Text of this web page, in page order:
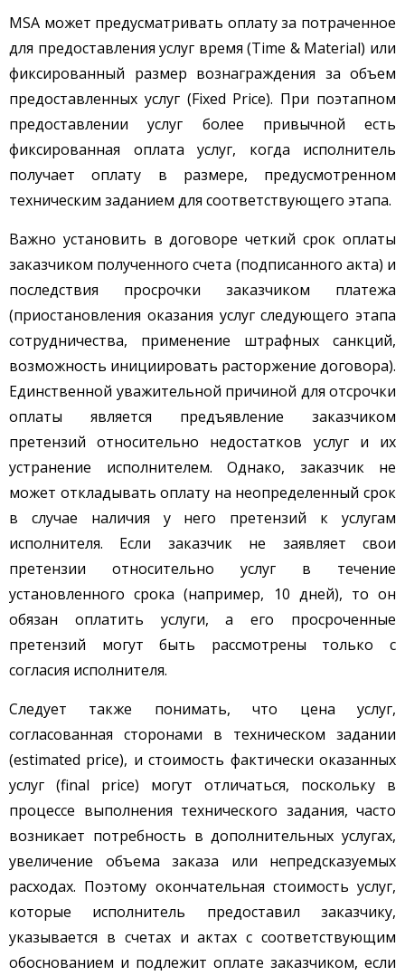
MSA может предусматривать оплату за потраченное
для предоставления услуг время (Time & Material) или
фиксированный размер вознаграждения за объем
предоставленных услуг (Fixed Price). При поэтапном
предоставлении услуг более привычной есть
фиксированная оплата услуг, когда исполнитель
получает оплату в размере, предусмотренном
техническим заданием для соответствующего этапа.
Важно установить в договоре четкий срок оплаты
заказчиком полученного счета (подписанного акта) и
последствия просрочки заказчиком платежа
(приостановления оказания услуг следующего этапа
сотрудничества, применение штрафных санкций,
возможность инициировать расторжение договора).
Единственной уважительной причиной для отсрочки
оплаты является предъявление заказчиком
претензий относительно недостатков услуг и их
устранение исполнителем. Однако, заказчик не
может откладывать оплату на неопределенный срок
в случае наличия у него претензий к услугам
исполнителя. Если заказчик не заявляет свои
претензии относительно услуг в течение
установленного срока (например, 10 дней), то он
обязан оплатить услуги, а его просроченные
претензий могут быть рассмотрены только с
согласия исполнителя.
Следует также понимать, что цена услуг,
согласованная сторонами в техническом задании
(estimated price), и стоимость фактически оказанных
услуг (final price) могут отличаться, поскольку в
процессе выполнения технического задания, часто
возникает потребность в дополнительных услугах,
увеличение объема заказа или непредсказуемых
расходах. Поэтому окончательная стоимость услуг,
которые исполнитель предоставил заказчику,
указывается в счетах и актах с соответствующим
обоснованием и подлежит оплате заказчиком, если